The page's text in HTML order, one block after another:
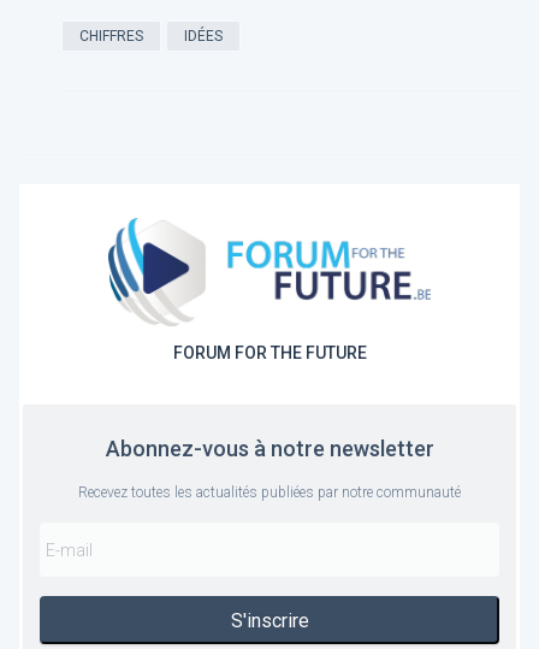
CHIFFRES IDÉES
FORUM FOR THE FUTURE
Abonnez-vous à notre newsletter
Recevez toutes les actualités publiées par notre communauté
S'inscrire